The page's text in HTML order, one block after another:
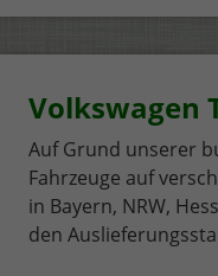
Volkswagen
Auf Grund unserer
Fahrzeuge auf
in Bayern, NRW,
den